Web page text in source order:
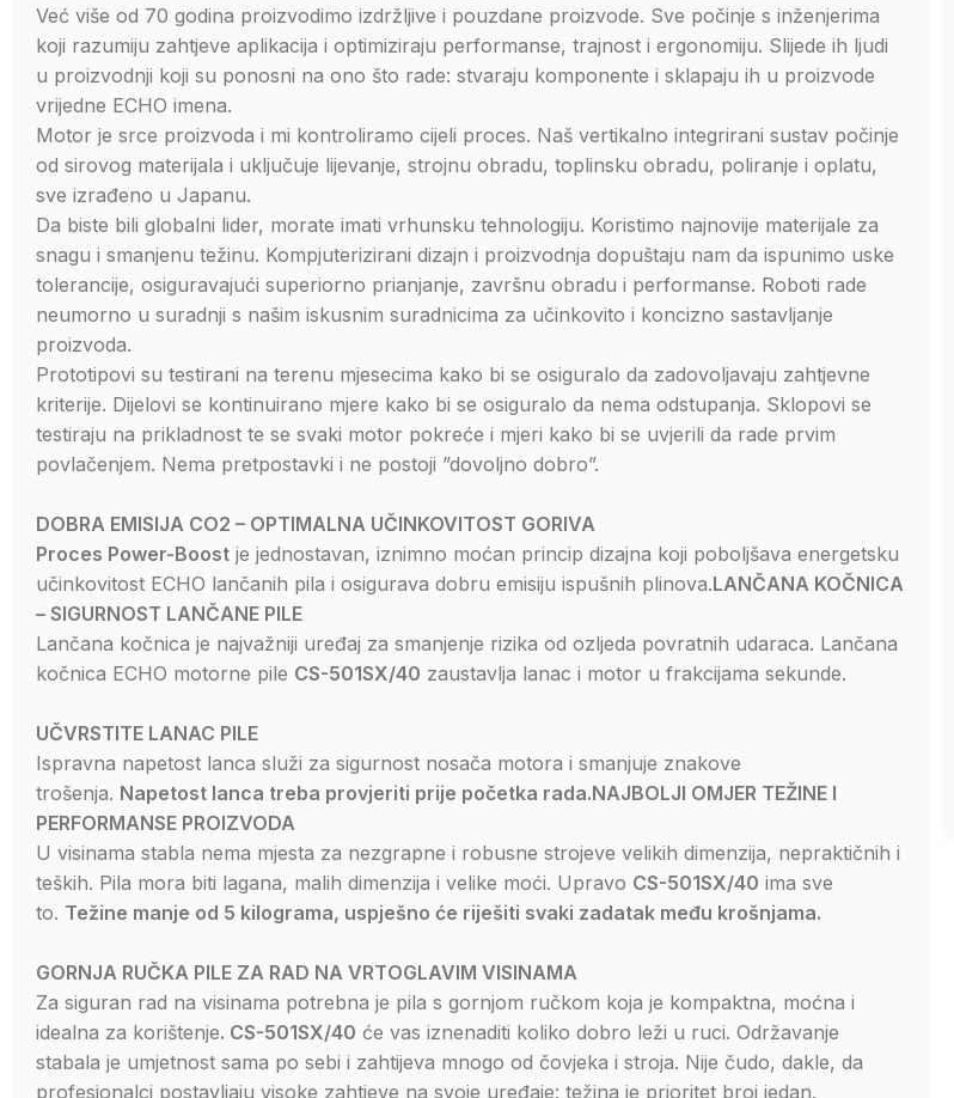
Već više od 70 godina proizvodimo izdržljive i pouzdane proizvode. Sve počinje s inženjerima
koji razumiju zahtjeve aplikacija i optimiziraju performanse, trajnost i ergonomiju. Slijede ih ljudi
u proizvodnji koji su ponosni na ono što rade: stvaraju komponente i sklapaju ih u proizvode
vrijedne ECHO imena.
Motor je srce proizvoda i mi kontroliramo cijeli proces. Naš vertikalno integrirani sustav počinje
od sirovog materijala i uključuje lijevanje, strojnu obradu, toplinsku obradu, poliranje i oplatu,
sve izrađeno u Japanu.
Da biste bili globalni lider, morate imati vrhunsku tehnologiju. Koristimo najnovije materijale za
snagu i smanjenu težinu. Kompjuterizirani dizajn i proizvodnja dopuštaju nam da ispunimo uske
tolerancije, osiguravajući superiorno prianjanje, završnu obradu i performanse. Roboti rade
neumorno u suradnji s našim iskusnim suradnicima za učinkovito i koncizno sastavljanje
proizvoda.
Prototipovi su testirani na terenu mjesecima kako bi se osiguralo da zadovoljavaju zahtjevne
kriterije. Dijelovi se kontinuirano mjere kako bi se osiguralo da nema odstupanja. Sklopovi se
testiraju na prikladnost te se svaki motor pokreće i mjeri kako bi se uvjerili da rade prvim
povlačenjem. Nema pretpostavki i ne postoji ”dovoljno dobro”.
DOBRA EMISIJA CO2 – OPTIMALNA UČINKOVITOST GORIVA
Proces Power-Boost je jednostavan, iznimno moćan princip dizajna koji poboljšava energetsku
učinkovitost ECHO lančanih pila i osigurava dobru emisiju ispušnih plinova.LANČANA KOČNICA
– SIGURNOST LANČANE PILE
Lančana kočnica je najvažniji uređaj za smanjenje rizika od ozljeda povratnih udaraca. Lančana
kočnica ECHO motorne pile CS-501SX/40 zaustavlja lanac i motor u frakcijama sekunde.
UČVRSTITE LANAC PILE
Ispravna napetost lanca služi za sigurnost nosača motora i smanjuje znakove
trošenja. Napetost lanca treba provjeriti prije početka rada.NAJBOLJI OMJER TEŽINE I
PERFORMANSE PROIZVODA
U visinama stabla nema mjesta za nezgrapne i robusne strojeve velikih dimenzija, nepraktičnih i
teških. Pila mora biti lagana, malih dimenzija i velike moći. Upravo CS-501SX/40 ima sve
to. Težine manje od 5 kilograma, uspješno će riješiti svaki zadatak među krošnjama.
GORNJA RUČKA PILE ZA RAD NA VRTOGLAVIM VISINAMA
Za siguran rad na visinama potrebna je pila s gornjom ručkom koja je kompaktna, moćna i
idealna za korištenje. CS-501SX/40 će vas iznenaditi koliko dobro leži u ruci. Održavanje
stabala je umjetnost sama po sebi i zahtijeva mnogo od čovjeka i stroja. Nije čudo, dakle, da
profesionalci postavljaju visoke zahtjeve na svoje uređaje: težina je prioritet broj jedan.